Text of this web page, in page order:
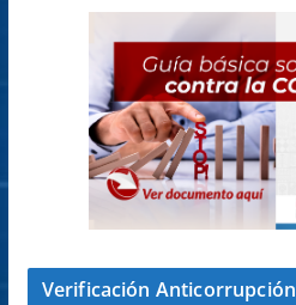
Verificación Anticorrupción